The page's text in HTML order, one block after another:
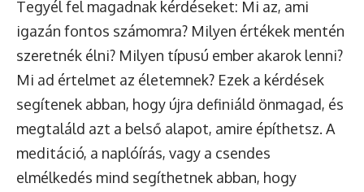
Tegyél fel magadnak kérdéseket: Mi az, ami
igazán fontos számomra? Milyen értékek mentén
szeretnék élni? Milyen típusú ember akarok lenni?
Mi ad értelmet az életemnek? Ezek a kérdések
segítenek abban, hogy újra definiáld önmagad, és
megtaláld azt a belső alapot, amire építhetsz. A
meditáció, a naplóírás, vagy a csendes
elmélkedés mind segíthetnek abban, hogy